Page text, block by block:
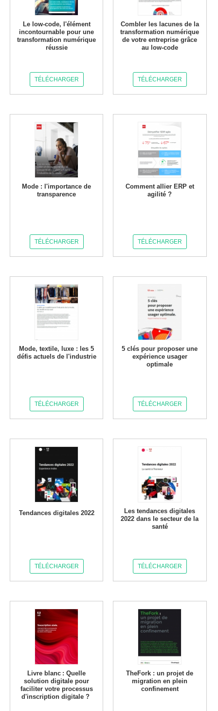
Le low-code, l'élément
incontournable pour une
transformation numérique
réussie
TÉLÉCHARGER
Combler les lacunes de la
transformation numérique
de votre entreprise grâce
au low-code
TÉLÉCHARGER
Mode : l'importance de
transparence
TÉLÉCHARGER
Comment allier ERP et
agilité ?
TÉLÉCHARGER
Mode, textile, luxe : les 5
défis actuels de l'industrie
TÉLÉCHARGER
5 clés pour proposer une
expérience usager
optimale
TÉLÉCHARGER
Tendances digitales 2022
TÉLÉCHARGER
Les tendances digitales
2022 dans le secteur de la
santé
TÉLÉCHARGER
Livre blanc : Quelle
solution digitale pour
faciliter votre processus
d'inscription digitale ?
TheFork : un projet de
migration en plein
confinement